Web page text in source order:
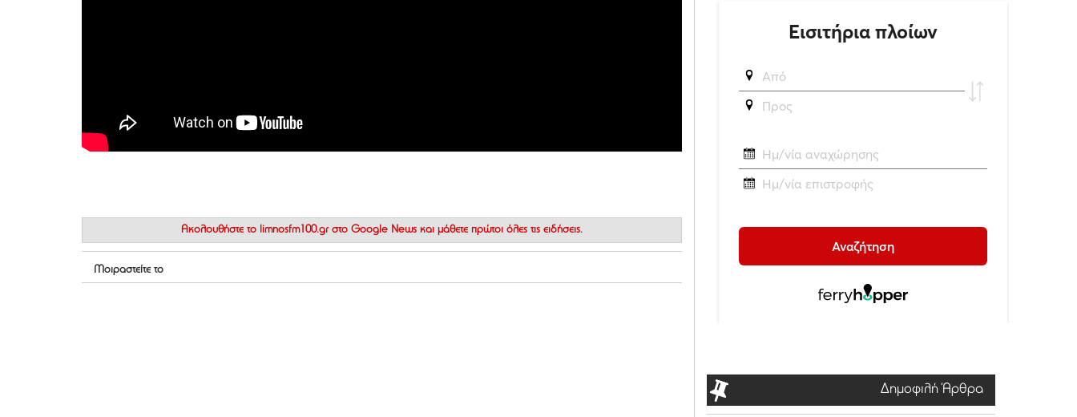
Ακολουθήστε το limnosfm100.gr στο Google News και μάθετε πρώτοι όλες τις ειδήσεις.
Μοιραστείτε το
Δημοφιλή Άρθρα